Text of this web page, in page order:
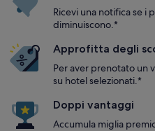
Ricevi una notifica se i
diminuiscono.*
Approfitta degli
Per aver prenotato un
su hotel selezionati.*
Doppi vantaggi
Accumula miglia